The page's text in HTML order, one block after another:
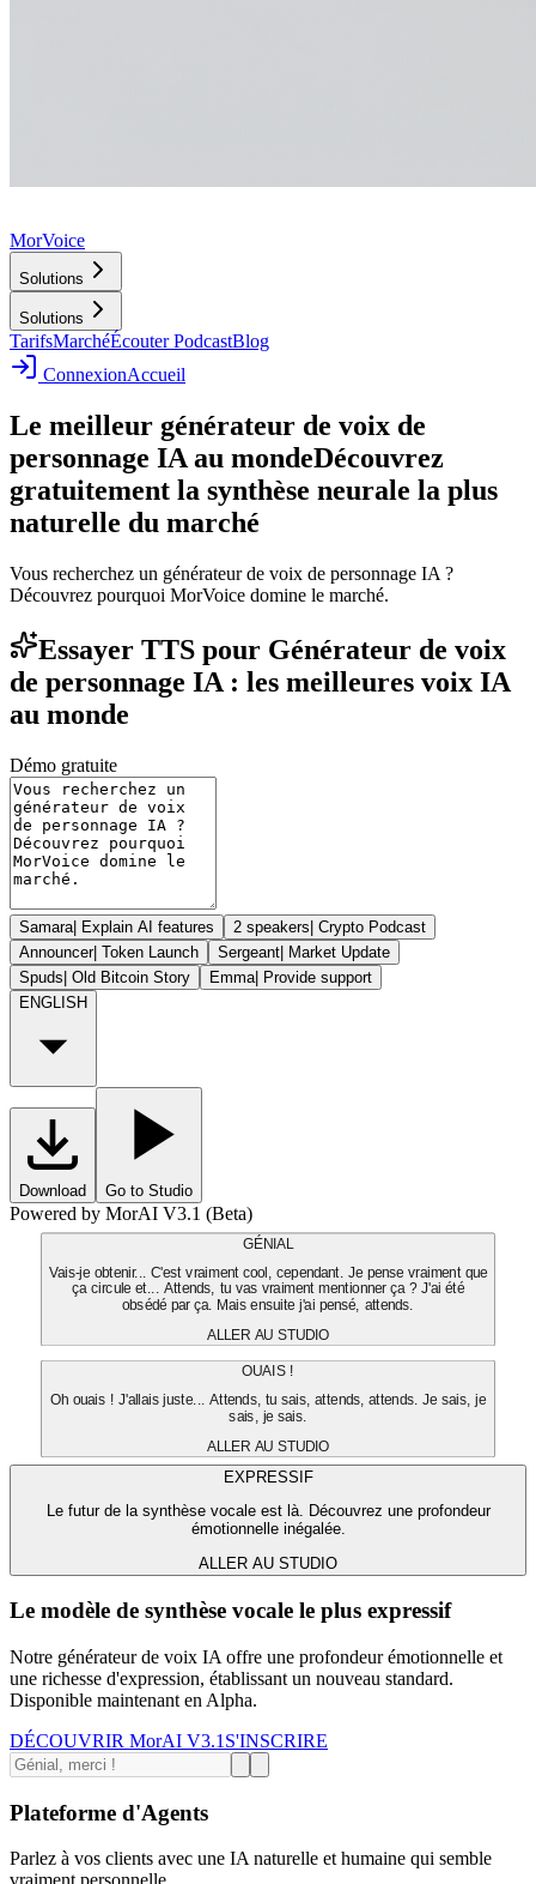
MorVoice
Solutions
Solutions
TarifsMarchéÉcouter PodcastBlog
ConnexionAccueil
Le meilleur générateur de voix de
personnage IA au mondeDécouvrez
gratuitement la synthèse neurale la plus
naturelle du marché
Vous recherchez un générateur de voix de personnage IA ?
Découvrez pourquoi MorVoice domine le marché.
Essayer TTS pour Générateur de voix
de personnage IA : les meilleures voix IA
au monde
Démo gratuite
Samara| Explain AI features 2 speakers| Crypto Podcast
Announcer| Token Launch Sergeant| Market Update
Spuds| Old Bitcoin Story Emma| Provide support
ENGLISH
Download Go to Studio
Powered by MorAI V3.1 (Beta)
GÉNIAL
Vais-je obtenir... C'est vraiment cool, cependant. Je pense vraiment que
ça circule et... Attends, tu vas vraiment mentionner ça ? J'ai été
obsédé par ça. Mais ensuite j'ai pensé, attends.
ALLER AU STUDIO
OUAIS !
Oh ouais ! J'allais juste... Attends, tu sais, attends, attends. Je sais, je
sais, je sais.
ALLER AU STUDIO
EXPRESSIF
Le futur de la synthèse vocale est là. Découvrez une profondeur
émotionnelle inégalée.
ALLER AU STUDIO
Le modèle de synthèse vocale le plus expressif
Notre générateur de voix IA offre une profondeur émotionnelle et
une richesse d'expression, établissant un nouveau standard.
Disponible maintenant en Alpha.
DÉCOUVRIR MorAI V3.1 S'INSCRIRE
Plateforme d'Agents
Parlez à vos clients avec une IA naturelle et humaine qui semble